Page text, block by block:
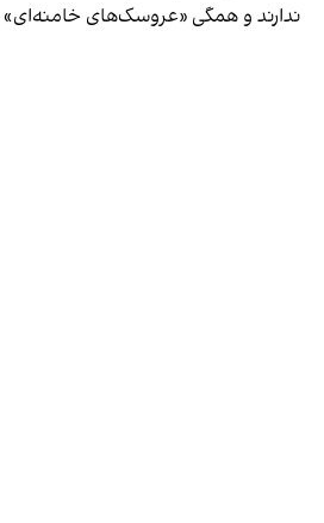
ندارند و همگی «عروسک‌های